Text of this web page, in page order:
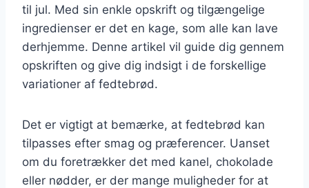
til jul. Med sin enkle opskrift og tilgængelige
ingredienser er det en kage, som alle kan lave
derhjemme. Denne artikel vil guide dig gennem
opskriften og give dig indsigt i de forskellige
variationer af fedtebrød.
Det er vigtigt at bemærke, at fedtebrød kan
tilpasses efter smag og præferencer. Uanset
om du foretrækker det med kanel, chokolade
eller nødder, er der mange muligheder for at